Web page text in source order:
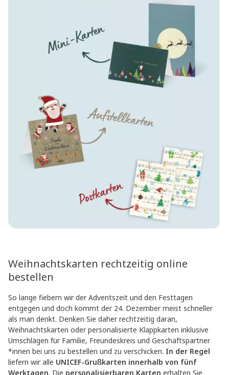
Weihnachtskarten rechtzeitig online
bestellen
So lange fiebern wir der Adventszeit und den Festtagen
entgegen und doch kommt der 24. Dezember meist schneller
als man denkt. Denken Sie daher rechtzeitig daran,
Weihnachtskarten oder personalisierte Klappkarten inklusive
Umschlägen für Familie, Freundeskreis und Geschäftspartner
*innen bei uns zu bestellen und zu verschicken. In der Regel
liefern wir alle UNICEF-Grußkarten innerhalb von fünf
Werktagen. Die personalisierbaren Karten erhalten Sie